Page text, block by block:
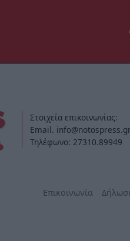
Στοιχεία επικοινωνίας:
Email. info@notospress.gr
Τηλέφωνο: 27310.89949
Επικοινωνία